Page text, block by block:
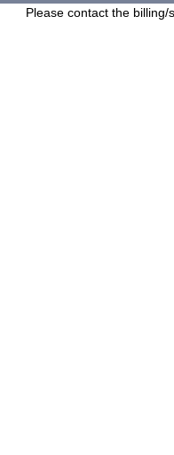
Please contact the